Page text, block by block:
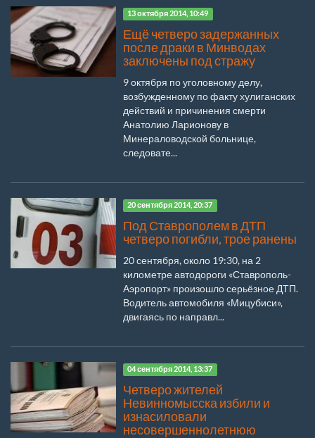
13 октября 2014, 10:49
Ещё четверо задержанных
после драки в Минводах
заключены под стражу
9 октября по уголовному делу,
возбужденному по факту хулиганских
действий и причинения смерти
Анатолию Ларионову в
Минераловодской больнице,
следовате...
20 сентября 2014, 20:37
Под Ставрополем в ДТП
четверо погибли, трое ранены
20 сентября, около 19:30, на 2
километре автодороги «Ставрополь-
Аэропорт» произошло серьёзное ДТП.
Водитель автомобиля «Мицубиси»,
двигаясь по направл...
04 сентября 2014, 13:37
Четверо жителей
Невинномысска избили и
изнасиловали
несовершеннолетнюю